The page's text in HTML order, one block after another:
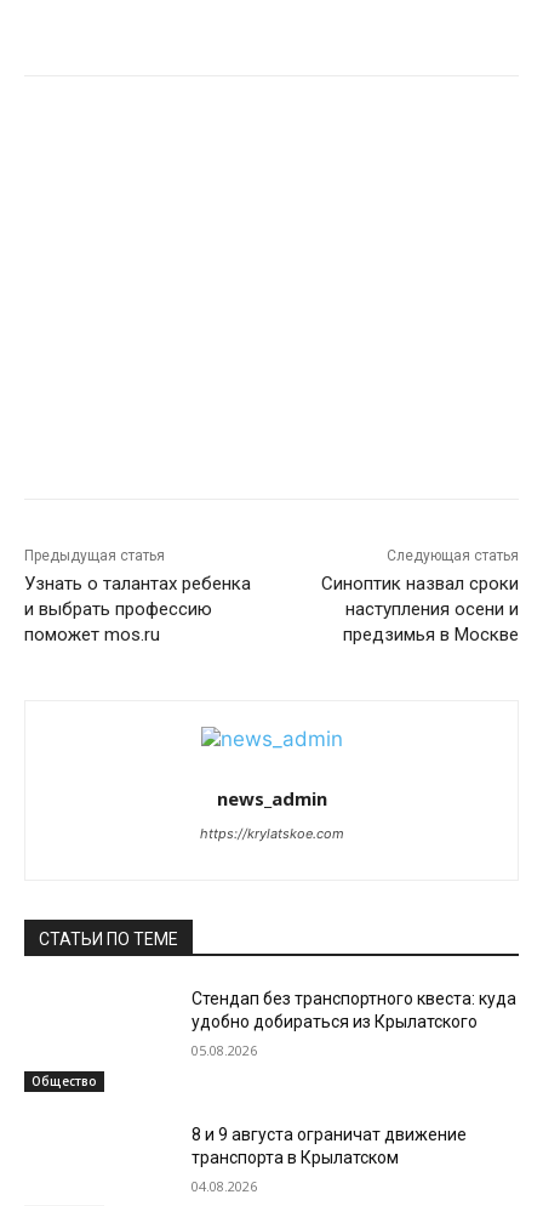
Предыдущая статья
Узнать о талантах ребенка
и выбрать профессию
поможет mos.ru
Следующая статья
Синоптик назвал сроки
наступления осени и
предзимья в Москве
news_admin
https://krylatskoe.com
СТАТЬИ ПО ТЕМЕ
Общество
Стендап без транспортного квеста: куда
удобно добираться из Крылатского
05.08.2026
8 и 9 августа ограничат движение
транспорта в Крылатском
04.08.2026